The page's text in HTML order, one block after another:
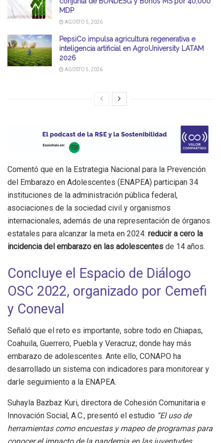
MDP
AGOSTO 5, 2026
PepsiCo impulsa agricultura regenerativa e
inteligencia artificial en AgroUniversity LATAM
2026
AGOSTO 5, 2026
Comentó que en la Estrategia Nacional para la Prevención
del Embarazo en Adolescentes (ENAPEA) participan 34
instituciones de la administración pública federal,
asociaciones de la sociedad civil y organismos
internacionales, además de una representación de órganos
estatales para alcanzar la meta en 2024: reducir a cero la
incidencia del embarazo en las adolescentes de 14 años.
Concluye el Espacio de Diálogo
OSC 2022, organizado por Cemefi
y Coneval
Señaló que el reto es importante, sobre todo en Chiapas,
Coahuila, Guerrero, Puebla y Veracruz; donde hay más
embarazo de adolescentes. Ante ello, CONAPO ha
desarrollado un sistema con indicadores para monitorear y
darle seguimiento a la ENAPEA.
Suhayla Bazbaz Kuri, directora de Cohesión Comunitaria e
Innovación Social, A.C., presentó el estudio “El uso de
herramientas como encuestas y mapeo de programas para